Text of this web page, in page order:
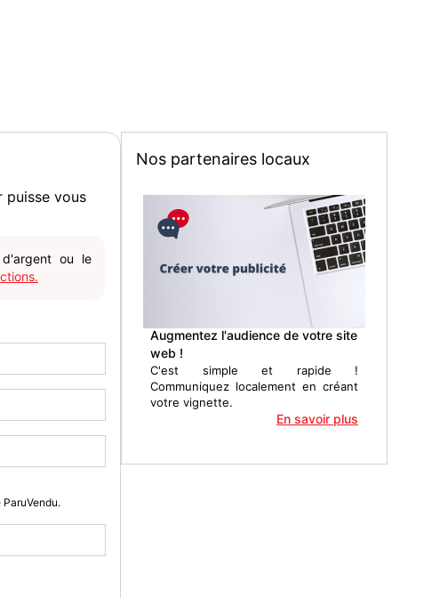
puisse vous
ou le
Nos partenaires locaux
Augmentez l'audience de votre site
web !
C'est simple et rapide !
Communiquez localement en créant
votre vignette.
En savoir plus